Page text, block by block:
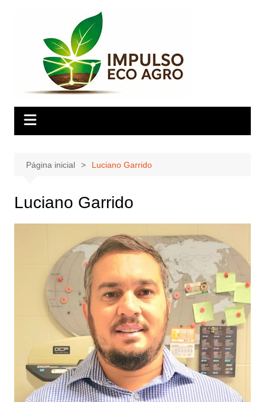
Página inicial Luciano Garrido
Luciano Garrido